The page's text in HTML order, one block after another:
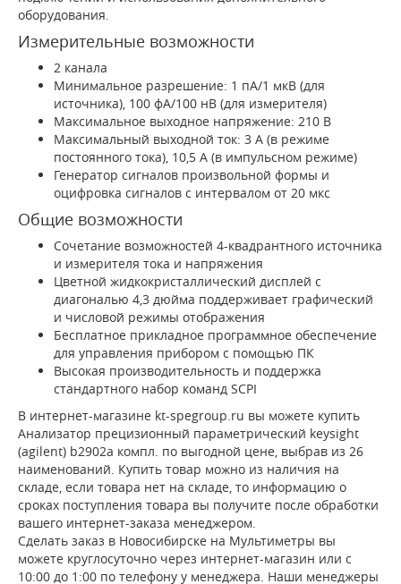
оборудования.
Измерительные возможности
2 канала
Минимальное разрешение: 1 пА/1 мкВ (для
источника), 100 фA/100 нВ (для измерителя)
Максимальное выходное напряжение: 210 В
Максимальный выходной ток: 3 A (в режиме
постоянного тока), 10,5 A (в импульсном режиме)
Генератор сигналов произвольной формы и
оцифровка сигналов с интервалом от 20 мкс
Общие возможности
Сочетание возможностей 4-квадрантного источника
и измерителя тока и напряжения
Цветной жидкокристаллический дисплей с
диагональю 4,3 дюйма поддерживает графический
и числовой режимы отображения
Бесплатное прикладное программное обеспечение
для управления прибором с помощью ПК
Высокая производительность и поддержка
стандартного набор команд SCPI
В интернет-магазине kt-spegroup.ru вы можете купить
Анализатор прецизионный параметрический keysight
(agilent) b2902a компл. по выгодной цене, выбрав из 26
наименований. Купить товар можно из наличия на
складе, если товара нет на складе, то информацию о
сроках поступления товара вы получите после обработки
вашего интернет-заказа менеджером.
Сделать заказ в Новосибирске на Мультиметры вы
можете круглосуточно через интернет-магазин или с
10:00 до 1:00 по телефону у менеджера. Наши менеджеры